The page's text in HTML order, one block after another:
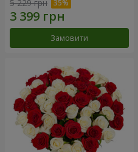
5 229 грн
Замовити